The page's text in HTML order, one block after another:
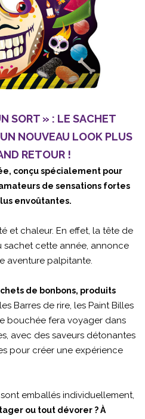
SORT » : LE SACHET
NOUVEAU LOOK PLUS
RETOUR !
conçu spécialement pour
de sensations fortes
envoûtantes.
et chaleur. En effet, la tête de
sachet cette année, annonce
aventure palpitante.
de bonbons, produits
Barres de rire, les Paint Billes
bouchée fera voyager dans
avec des saveurs détonantes
pour créer une expérience
emballés individuellement,
ou tout dévorer ? À